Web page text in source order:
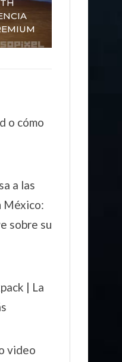
o cómo
a las
México:
sobre su
| La
video